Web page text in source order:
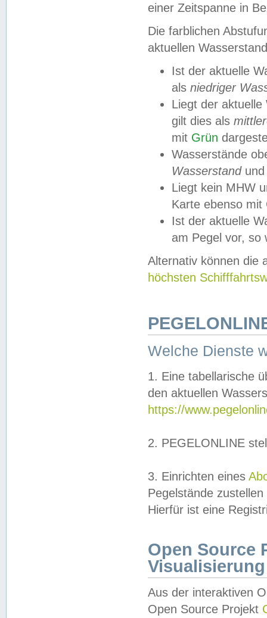
einer Zeitspanne in
Die farblichen
aktuellen
Ist der aktuelle
als niedriger
Liegt der
gilt dies als
mit Grün
Wasserstände
Wasserstandund
Liegt kein MHW
Karte ebenso mit
Ist der aktuelle
am Pegel vor,
Alternativ können die
höchsten
Welche Dienste
1. Eine tabellarische
den aktuellen
https://
2. PEGELONLINE
3. Einrichten eines
Pegelstände
Hierfür ist eine
Open Source
Visualisierung
Aus der interaktiven
Open Source Projekt